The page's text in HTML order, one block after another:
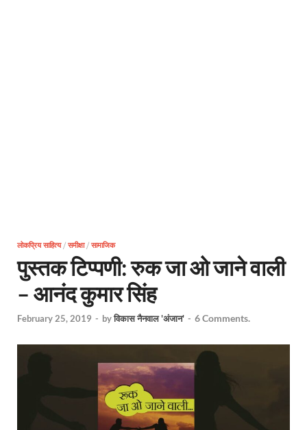
लोकप्रिय साहित्य/ समीक्षा/ सामाजिक
पुस्तक टिप्पणी: रुक जा ओ जाने वाली
– आनंद कुमार सिंह
February 25, 2019 - byविकास नैनवाल 'अंजान' - 6 Comments.